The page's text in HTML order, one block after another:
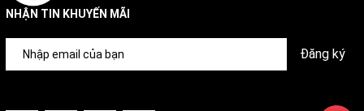
NHẬN TIN KHUYẾN MÃI
Đăng ký